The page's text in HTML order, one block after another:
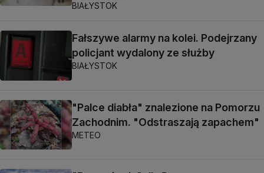
BIAŁYSTOK
Fałszywe alarmy na kolei. Podejrzany
policjant wydalony ze służby
BIAŁYSTOK
"Palce diabła" znalezione na Pomorzu
Zachodnim. "Odstraszają zapachem"
METEO